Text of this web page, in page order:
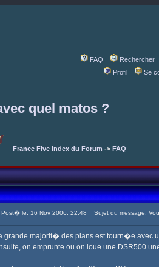
FAQ
Rechercher
Profil
Se
quel matos ?
France Five Index du Forum -> FAQ
Post� le: 16 Nov 2006, 22:48 Sujet du message:
grande majorit� des plans est tourn�e avec
on emprunte ou on loue une DSR500